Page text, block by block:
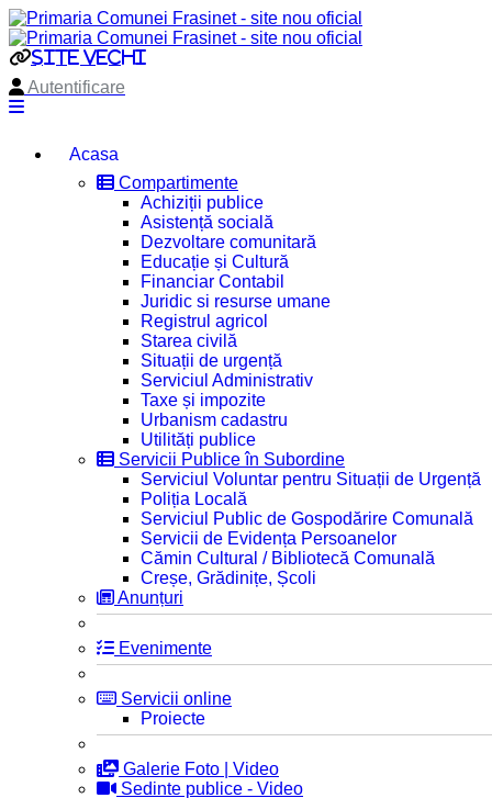
site vechi
Autentificare
Acasa
Compartimente
Achiziții publice
Asistență socială
Dezvoltare comunitară
Educație și Cultură
Financiar Contabil
Juridic si resurse umane
Registrul agricol
Starea civilă
Situații de urgență
Serviciul Administrativ
Taxe și impozite
Urbanism cadastru
Utilități publice
Servicii Publice în Subordine
Serviciul Voluntar pentru Situații de Urgență
Poliția Locală
Serviciul Public de Gospodărire Comunală
Servicii de Evidența Persoanelor
Cămin Cultural / Bibliotecă Comunală
Creșe, Grădinițe, Școli
Anunțuri
Evenimente
Servicii online
Proiecte
Galerie Foto | Video
Sedinte publice - Video